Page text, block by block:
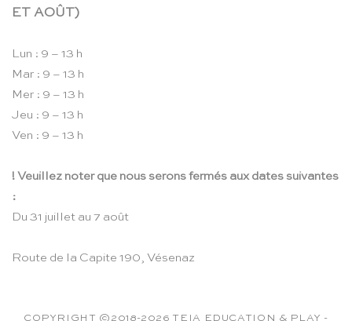
ET AOÛT)
Lun : 9 – 13 h
Mar : 9 – 13 h
Mer : 9 – 13 h
Jeu : 9 – 13 h
Ven : 9 – 13 h
! Veuillez noter que nous serons fermés aux dates suivantes
:
Du 31 juillet au 7 août
Route de la Capite 190, Vésenaz
COPYRIGHT ©2018-2026 TEIA EDUCATION & PLAY -